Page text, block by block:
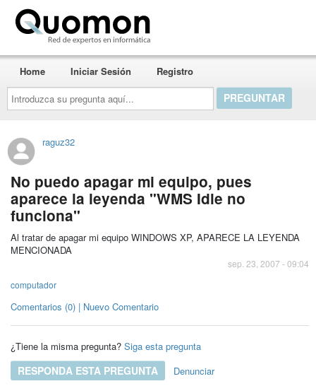
Introduzca
su
pregunta
aquí...
Home Iniciar Sesión Registro
raguz32
No puedo apagar mi equipo, pues
aparece la leyenda "WMS Idle no
funciona"
Al tratar de apagar mi equipo WINDOWS XP, APARECE LA LEYENDA
MENCIONADA
sep. 23, 2007 - 09:04
computador
Comentarios (0) | Nuevo Comentario
¿Tiene la misma pregunta? Siga esta pregunta
RESPONDA ESTA PREGUNTA Denunciar